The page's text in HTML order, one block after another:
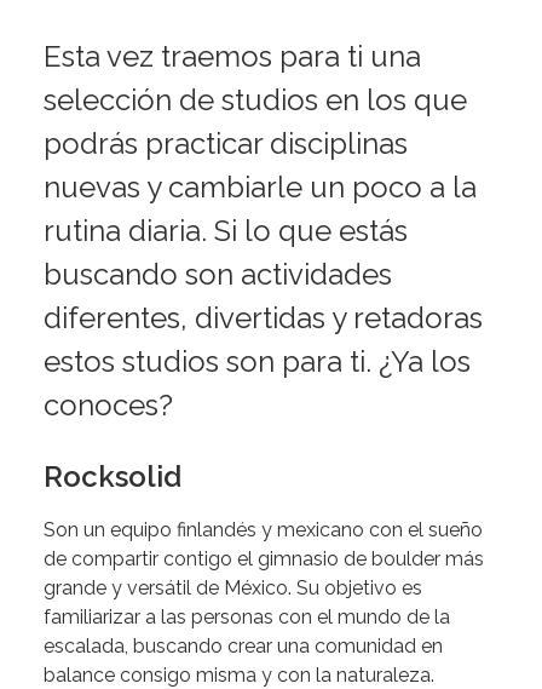
Esta vez traemos para ti una
selección de studios en los que
podrás practicar disciplinas
nuevas y cambiarle un poco a la
rutina diaria. Si lo que estás
buscando son actividades
diferentes, divertidas y retadoras
estos studios son para ti. ¿Ya los
conoces?
Rocksolid
Son un equipo finlandés y mexicano con el sueño
de compartir contigo el gimnasio de boulder más
grande y versátil de México. Su objetivo es
familiarizar a las personas con el mundo de la
escalada, buscando crear una comunidad en
balance consigo misma y con la naturaleza.